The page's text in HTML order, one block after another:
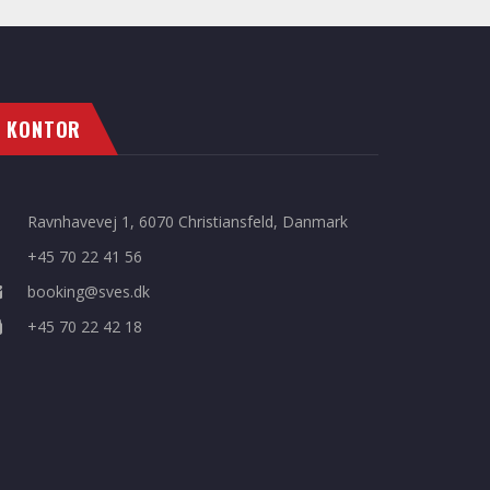
KONTOR
Ravnhavevej 1, 6070 Christiansfeld, Danmark
+45 70 22 41 56
booking@sves.dk
+45 70 22 42 18